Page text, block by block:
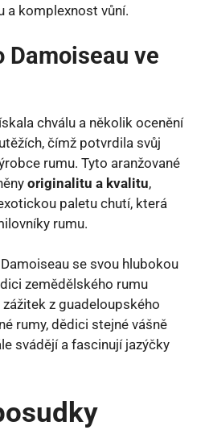
a komplexnost vůní.
Damoiseau ve
chválu a několik ocenění
čímž potvrdila svůj
rumu. Tyto aranžované
originalitu a kvalitu,
paletu chutí, která
rumu.
se svou hlubokou
zemědělského rumu
z guadeloupského
rumy, dědici stejné vášně
svádějí a fascinují jazýčky